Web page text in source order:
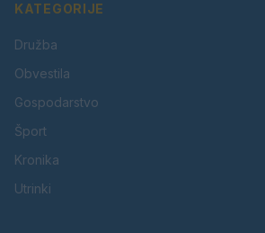
KATEGORIJE
Družba
Obvestila
Gospodarstvo
Šport
Kronika
Utrinki